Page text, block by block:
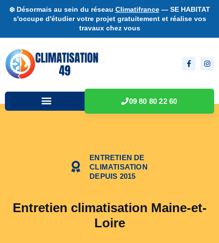
❄️ Désormais au sein du réseau Climatifrance— SE HABITAT
s'occupe d'étudier votre projet gratuitement et réalise vos
travaux chez vous
09 80 80 22 60
ENTRETIEN DE
CLIMATISATION
DEPUIS 2015
Entretien climatisation Maine-et-
Loire